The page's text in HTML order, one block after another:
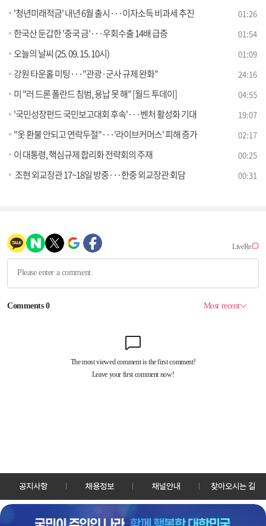
'청년미래적금' 내년 6월 출시···이자소득 비과세 추진 01:26
한국산 둔갑한 '중국 금'···우회수출 14배 급증 01:54
오늘의 날씨 (25. 09. 15. 10시) 01:09
강원 타운홀 미팅···"관광·군사 규제 완화" 24:16
미 "러 드론 폴란드 침범, 용납 못 해" [월드 투데이] 04:55
'국민성장펀드 국민보고대회 후속'···벤처 활성화 기대 19:07
"옷 환불 안되고 연락두절"···'라이브커머스' 피해 증가 02:17
이 대통령, 핵심규제 합리화 전략회의 주재 00:25
조현 외교장관 17~18일 방중···한중 외교장관 회담 00:31
공지사항 채용정보 채널안내 찾아오시는 길
30128 세종특별자치시 정부2청사로 13 한국정책방송원 KTV